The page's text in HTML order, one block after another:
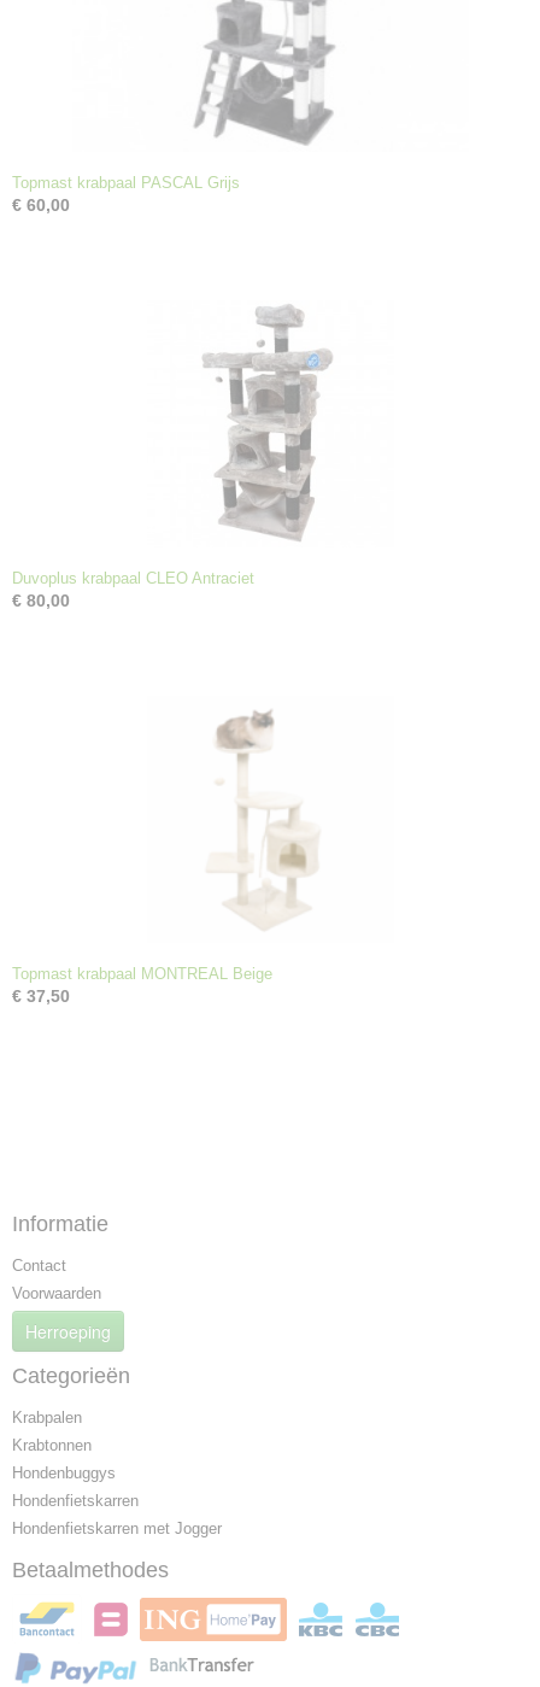
Topmast krabpaal PASCAL Grijs
€ 60,00
Duvoplus krabpaal CLEO Antraciet
€ 80,00
Topmast krabpaal MONTREAL Beige
€ 37,50
Informatie
Contact
Voorwaarden
Herroeping
Categorieën
Krabpalen
Krabtonnen
Hondenbuggys
Hondenfietskarren
Hondenfietskarren met Jogger
Betaalmethodes